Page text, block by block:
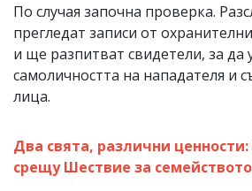
По случая започна проверка.
прегледат записи от
и ще разпитват свидетели, за да
самоличността на нападателя и
лица.
Два свята, различни
срещу Шествие за